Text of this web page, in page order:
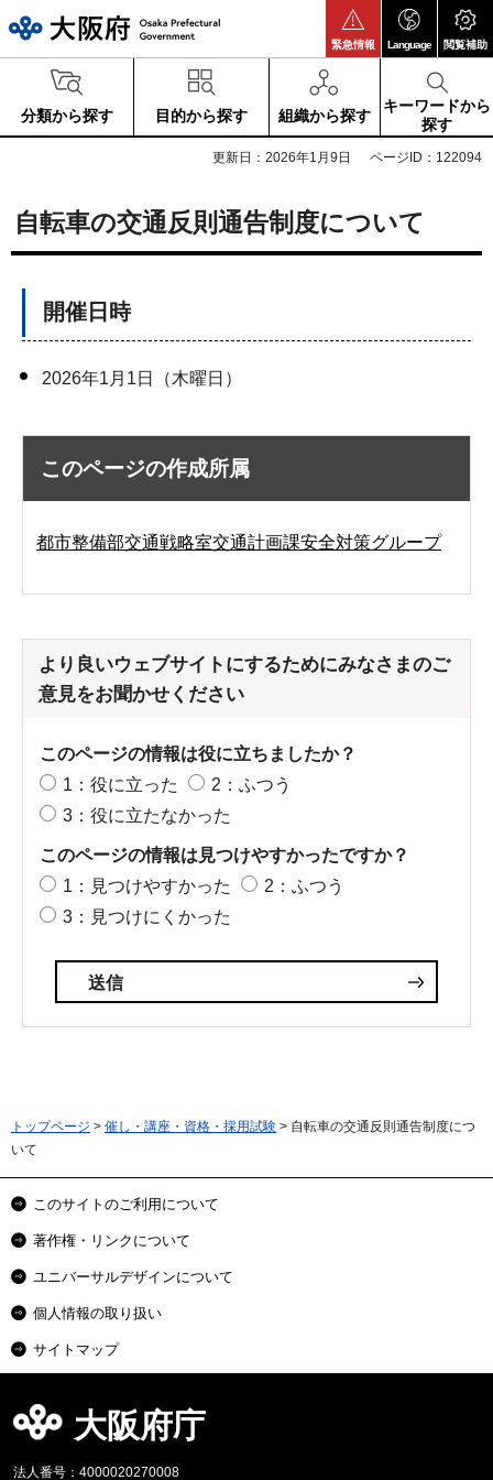
緊急情報 Language 閲覧補助
分類から探す 目的から探す 組織から探す
キーワードから
探す
更新日：2026年1月9日 ページID：122094
自転車の交通反則通告制度について
開催日時
2026年1月1日（木曜日）
このページの作成所属
都市整備部交通戦略室交通計画課安全対策グループ
より良いウェブサイトにするためにみなさまのご
意見をお聞かせください
このページの情報は役に立ちましたか？
1：役に立った
2：ふつう
3：役に立たなかった
このページの情報は見つけやすかったですか？
1：見つけやすかった
2：ふつう
3：見つけにくかった
トップページ > 催し・講座・資格・採用試験 > 自転車の交通反則通告制度につ
いて
このサイトのご利用について
著作権・リンクについて
ユニバーサルデザインについて
個人情報の取り扱い
サイトマップ
大阪府庁
法人番号：4000020270008